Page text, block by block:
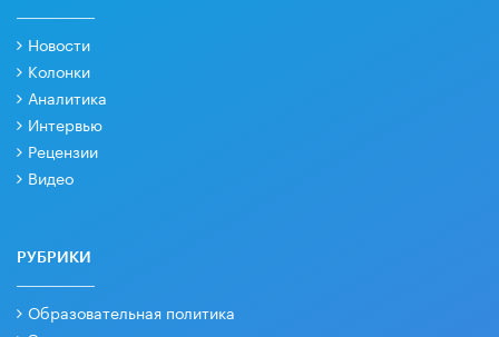
Новости
Колонки
Аналитика
Интервью
Рецензии
Видео
РУБРИКИ
Образовательная политика